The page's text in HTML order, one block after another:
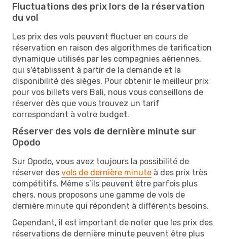
Fluctuations des prix lors de la réservation
du vol
Les prix des vols peuvent fluctuer en cours de
réservation en raison des algorithmes de tarification
dynamique utilisés par les compagnies aériennes,
qui s'établissent à partir de la demande et la
disponibilité des sièges. Pour obtenir le meilleur prix
pour vos billets vers Bali, nous vous conseillons de
réserver dès que vous trouvez un tarif
correspondant à votre budget.
Réserver des vols de dernière minute sur
Opodo
Sur Opodo, vous avez toujours la possibilité de
réserver des vols de dernière minute à des prix très
compétitifs. Même s’ils peuvent être parfois plus
chers, nous proposons une gamme de vols de
dernière minute qui répondent à différents besoins.
Cependant, il est important de noter que les prix des
réservations de dernière minute peuvent être plus